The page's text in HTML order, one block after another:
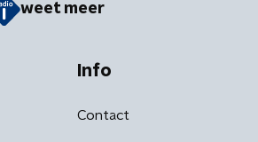
weet meer
Info
Contact